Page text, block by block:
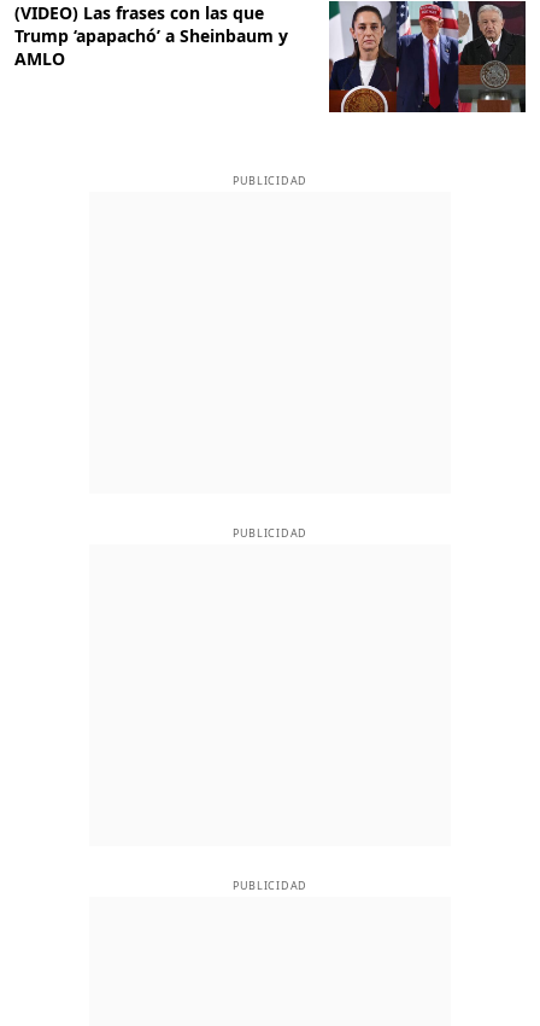
(VIDEO) Las frases con las que
Trump ‘apapachó’ a Sheinbaum y
AMLO
PUBLICIDAD
PUBLICIDAD
PUBLICIDAD